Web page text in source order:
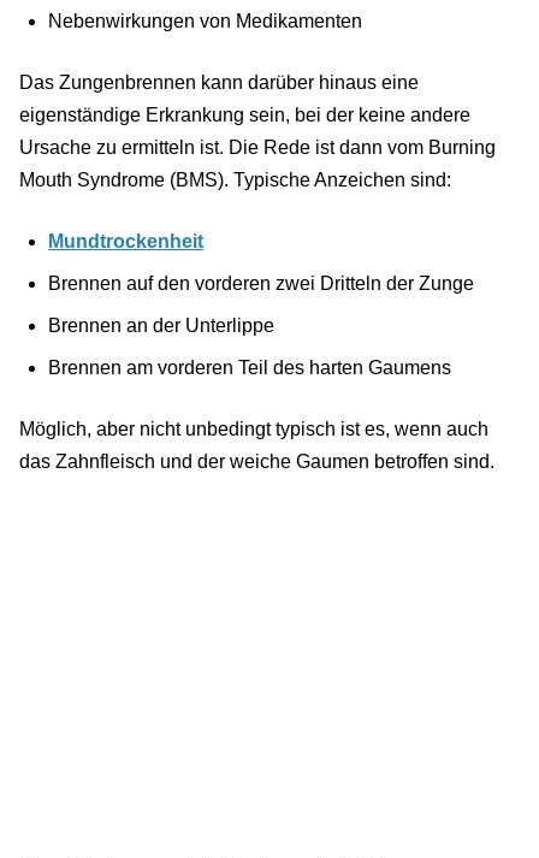
Nebenwirkungen von Medikamenten
Das Zungenbrennen kann darüber hinaus eine
eigenständige Erkrankung sein, bei der keine andere
Ursache zu ermitteln ist. Die Rede ist dann vom Burning
Mouth Syndrome (BMS). Typische Anzeichen sind:
Mundtrockenheit
Brennen auf den vorderen zwei Dritteln der Zunge
Brennen an der Unterlippe
Brennen am vorderen Teil des harten Gaumens
Möglich, aber nicht unbedingt typisch ist es, wenn auch
das Zahnfleisch und der weiche Gaumen betroffen sind.